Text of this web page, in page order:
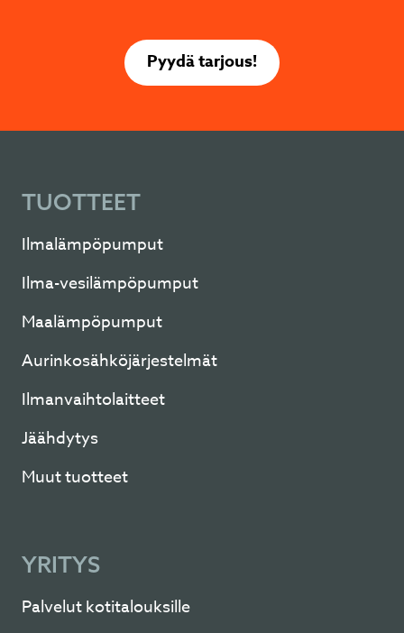
Pyydä tarjous!
TUOTTEET
Ilmalämpöpumput
Ilma-vesilämpöpumput
Maalämpöpumput
Aurinkosähköjärjestelmät
Ilmanvaihtolaitteet
Jäähdytys
Muut tuotteet
YRITYS
Palvelut kotitalouksille